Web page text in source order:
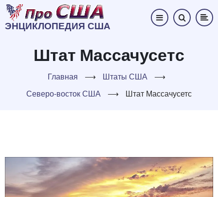
Перейти
основному
ЭНЦИКЛОПЕДИЯ США
Штат Массачусетс
Главная ⟶ Штаты США
⟶
Северо-восток США
⟶ Штат Массачусетс